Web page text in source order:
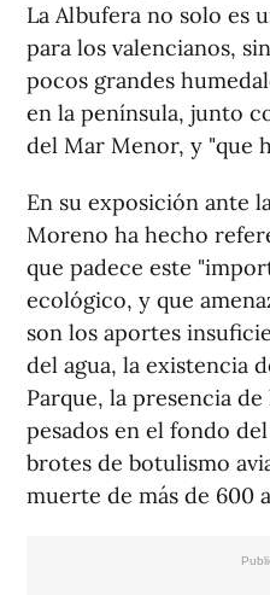
La Albufera no solo es
para los valencianos,
pocos grandes
en la península, junto
del Mar Menor, y "que
En su exposición ante
Moreno ha hecho
que padece este
ecológico, y que
son los aportes
del agua, la existencia
Parque, la presencia
pesados en el fondo
brotes de botulismo
muerte de más de 600